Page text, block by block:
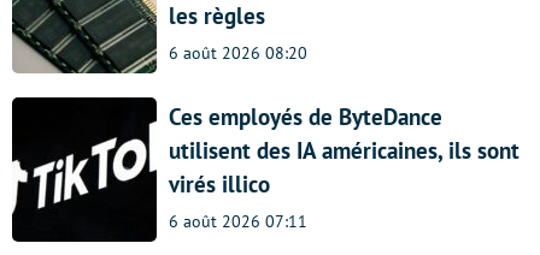
les règles
6 août 2026 08:20
Ces employés de ByteDance
utilisent des IA américaines, ils sont
virés illico
6 août 2026 07:11